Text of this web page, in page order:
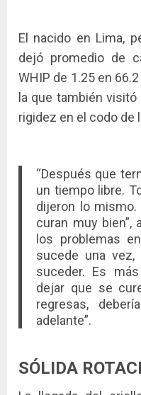
El nacido en Lima,
dejó promedio de
WHIP de 1.25 en
la que también
rigidez en el codo de
“Después que
un tiempo libre.
dijeron lo
curan muy bien”,
los problemas
sucede una
suceder. Es
dejar que se
regresas,
adelante”.
SÓLIDA